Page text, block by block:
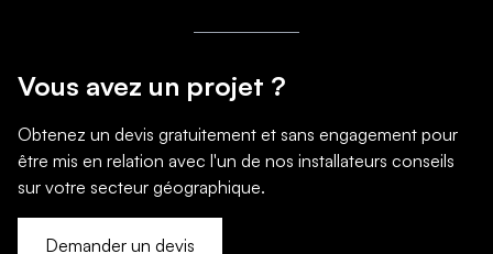
Vous avez un projet ?
Obtenez un devis gratuitement et sans engagement pour
être mis en relation avec l'un de nos installateurs conseils
sur votre secteur géographique.
Demander un devis